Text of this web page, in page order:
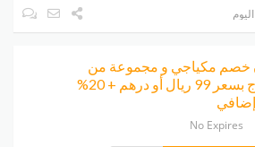
خصم مكياجي و مجموعة من
المكياج بسعر 99 ريال أو درهم + 20%
إضافي
No Expires